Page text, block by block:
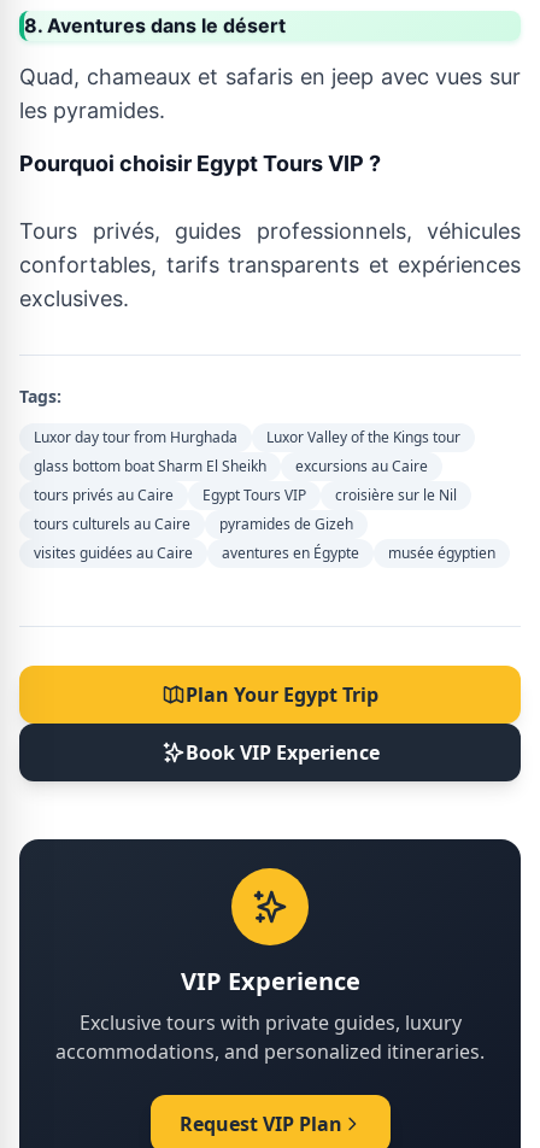
8. Aventures dans le désert
Quad, chameaux et safaris en jeep avec vues sur
les pyramides.
Pourquoi choisir Egypt Tours VIP ?
Tours privés, guides professionnels, véhicules
confortables, tarifs transparents et expériences
exclusives.
Tags:
Luxor day tour from Hurghada
Luxor Valley of the Kings tour
glass bottom boat Sharm El Sheikh
excursions au Caire
tours privés au Caire
Egypt Tours VIP
croisière sur le Nil
tours culturels au Caire
pyramides de Gizeh
visites guidées au Caire
aventures en Égypte musée égyptien
Plan Your Egypt Trip
Book VIP Experience
VIP Experience
Exclusive tours with private guides, luxury
accommodations, and personalized itineraries.
Request VIP Plan